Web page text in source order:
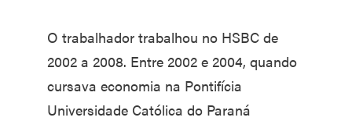
O trabalhador trabalhou no HSBC de
2002 a 2008. Entre 2002 e 2004, quando
cursava economia na Pontifícia
Universidade Católica do Paraná